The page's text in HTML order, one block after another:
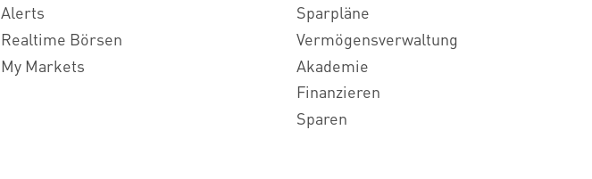
Alerts
Realtime Börsen
My Markets
Sparpläne
Vermögensverwaltung
Akademie
Finanzieren
Sparen